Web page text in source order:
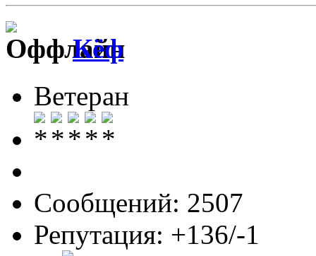
Кёф
Ветеран
Сообщений: 2507
Репутация: +136/-1